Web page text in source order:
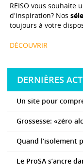
REISO vous souhaite
d'inspiration? Nos
toujours à votre
DÉCOUVRIR
DERNIÈRES
Un site pour
Grossesse: «zéro
Quand l’isolement
Le ProSA s’ancre